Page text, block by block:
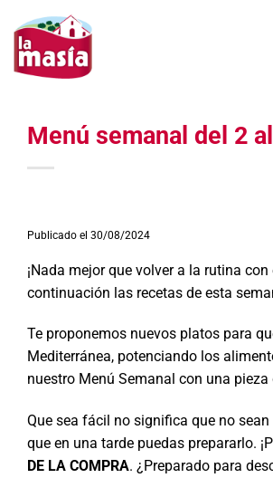
contenido
Menú semanal del 2
Publicado el 30/08/2024
¡Nada mejor que volver a la rutina
continuación las recetas de esta
Te proponemos nuevos platos para
Mediterránea, potenciando los
nuestro Menú Semanal con una
Que sea fácil no significa que no
que en una tarde puedas prepararlo.
DE LA COMPRA. ¿Preparado para